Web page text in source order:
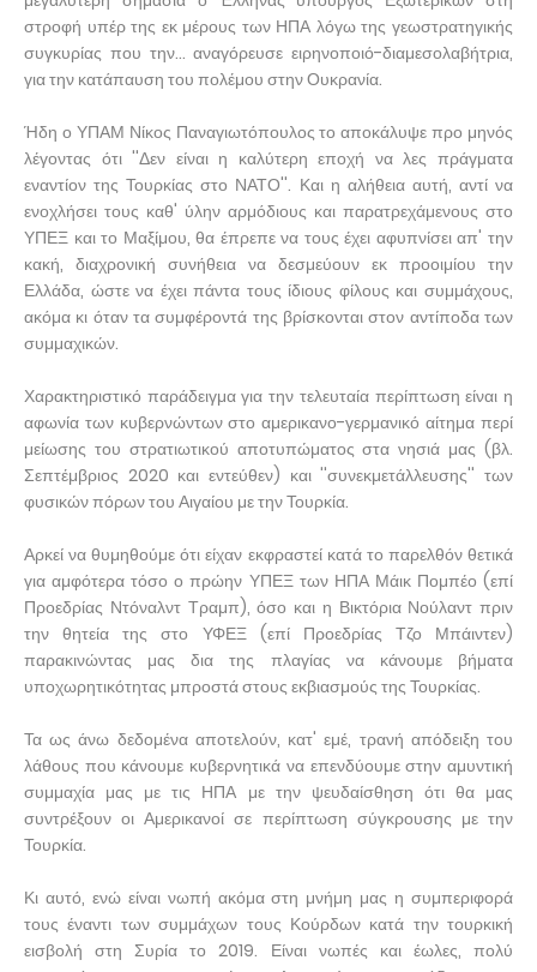
στροφή υπέρ της εκ μέρους των ΗΠΑ λόγω της γεωστρατηγικής
συγκυρίας που την... αναγόρευσε ειρηνοποιό-διαμεσολαβήτρια,
για την κατάπαυση του πολέμου στην Ουκρανία.
Ήδη ο ΥΠΑΜ Νίκος Παναγιωτόπουλος το αποκάλυψε προ μηνός
λέγοντας ότι ''Δεν είναι η καλύτερη εποχή να λες πράγματα
εναντίον της Τουρκίας στο ΝΑΤΟ''. Και η αλήθεια αυτή, αντί να
ενοχλήσει τους καθ' ύλην αρμόδιους και παρατρεχάμενους στο
ΥΠΕΞ και το Μαξίμου, θα έπρεπε να τους έχει αφυπνίσει απ' την
κακή, διαχρονική συνήθεια να δεσμεύουν εκ προοιμίου την
Ελλάδα, ώστε να έχει πάντα τους ίδιους φίλους και συμμάχους,
ακόμα κι όταν τα συμφέροντά της βρίσκονται στον αντίποδα των
συμμαχικών.
Χαρακτηριστικό παράδειγμα για την τελευταία περίπτωση είναι η
αφωνία των κυβερνώντων στο αμερικανο-γερμανικό αίτημα περί
μείωσης του στρατιωτικού αποτυπώματος στα νησιά μας (βλ.
Σεπτέμβριος 2020 και εντεύθεν) και ''συνεκμετάλλευσης'' των
φυσικών πόρων του Αιγαίου με την Τουρκία.
Αρκεί να θυμηθούμε ότι είχαν εκφραστεί κατά το παρελθόν θετικά
για αμφότερα τόσο ο πρώην ΥΠΕΞ των ΗΠΑ Μάικ Πομπέο (επί
Προεδρίας Ντόναλντ Τραμπ), όσο και η Βικτόρια Νούλαντ πριν
την θητεία της στο ΥΦΕΞ (επί Προεδρίας Τζο Μπάιντεν)
παρακινώντας μας δια της πλαγίας να κάνουμε βήματα
υποχωρητικότητας μπροστά στους εκβιασμούς της Τουρκίας.
Τα ως άνω δεδομένα αποτελούν, κατ' εμέ, τρανή απόδειξη του
λάθους που κάνουμε κυβερνητικά να επενδύουμε στην αμυντική
συμμαχία μας με τις ΗΠΑ με την ψευδαίσθηση ότι θα μας
συντρέξουν οι Αμερικανοί σε περίπτωση σύγκρουσης με την
Τουρκία.
Κι αυτό, ενώ είναι νωπή ακόμα στη μνήμη μας η συμπεριφορά
τους έναντι των συμμάχων τους Κούρδων κατά την τουρκική
εισβολή στη Συρία το 2019. Είναι νωπές και έωλες, πολύ